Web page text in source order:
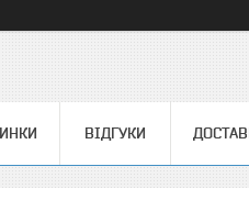
ВІДГУКИ